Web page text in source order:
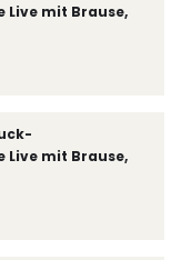
mit Brause,
mit Brause,